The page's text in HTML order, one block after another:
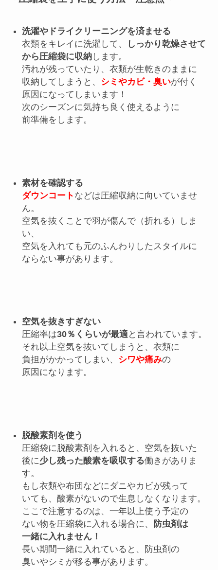
洗濯やドライクリーニングを済ませる
衣類をキレイに洗濯して、
しっかり乾燥させて
から圧縮袋に収納します。
汚れが残っていたり、衣類が生乾きのままに
収納してしまうと、 シミやカビ・ 臭いが付く
原因になってしまいます！
次のシーズンに気持ち良く使えるように
前準備をします。
素材を確認する
ダウンコート などは圧縮収納に向いていませ
ん。
空気を抜くことで羽が傷んで（折れる）しま
い、
空気を入れても元のふんわりしたスタイルに
ならない事があります。
空気を抜きすぎない
圧縮率は30％くらいが最適と言われています。
それ以上空気を抜いてしまうと、衣類に
負担がかかってしまい、 シワや痛みの
原因になります。
脱酸素剤を使う
圧縮袋に脱酸素剤を入れると、空気を抜いた
後に少し残った酸素を吸収する働きがありま
す。
もし衣類や布団などにダニやカビが残って
いても、酸素がないので生息しなくなります。
ここで注意するのは、一年以上使う予定の
ない物を圧縮袋に入れる場合に、
防虫剤は
一緒に入れません！
長い期間一緒に入れていると、防虫剤の
臭いやシミが移る事があります。